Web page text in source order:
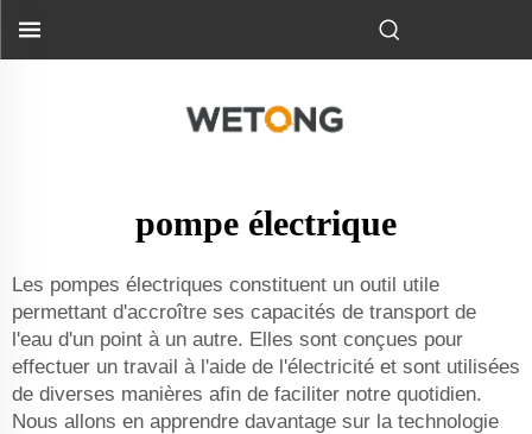
pompe électrique
Les pompes électriques constituent un outil utile
permettant d'accroître ses capacités de transport de
l'eau d'un point à un autre. Elles sont conçues pour
effectuer un travail à l'aide de l'électricité et sont utilisées
de diverses manières afin de faciliter notre quotidien.
Nous allons en apprendre davantage sur la technologie